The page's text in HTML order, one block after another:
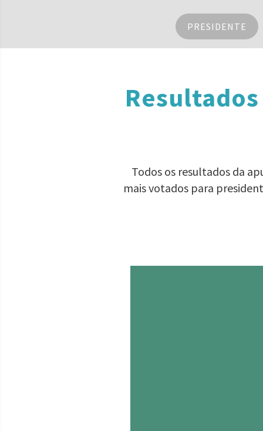
PRESIDENTE
Todos os resultados da
mais votados para